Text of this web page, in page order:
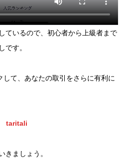
ているので、初心者から上級者まで
です。
して、あなたの取引をさらに有利に
taritali
きましょう。